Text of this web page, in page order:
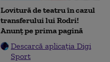
Lovitură de teatru în cazul
transferului lui Rodri!
Anunț pe prima pagină
Descarcă aplicația Digi
Sport